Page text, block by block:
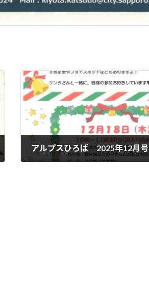
アルプスひろば 2025年12月号